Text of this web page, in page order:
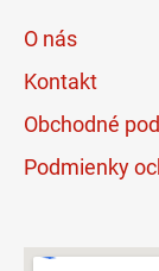
O nás
Kontakt
Obchodné
Podmienky